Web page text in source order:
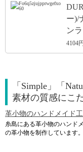
ー)/
ン
4104
「Simple」「
素材の質感にこ
革小物のハンドメイド
糸島にある革小物のハンド
の革小物を制作しています。